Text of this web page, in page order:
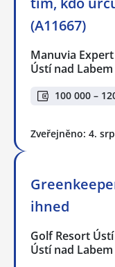
(A11667)
Manuvia
Ústí nad Labem
100 000 –
Zveřejněno: 4.
ihned
Golf Resort
Ústí nad Labem